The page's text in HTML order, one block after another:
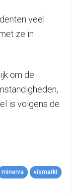
veel
ze in
om de
is volgens de
minerva vismarkt